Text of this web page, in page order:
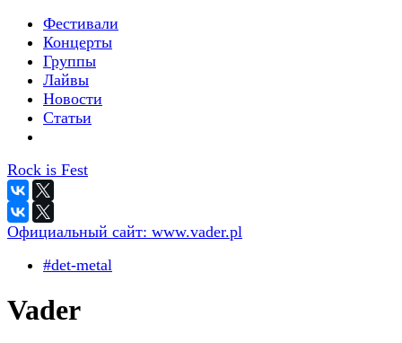
Фестивали
Концерты
Группы
Лайвы
Новости
Статьи
Rock is Fest
Официальный сайт: www.vader.pl
#det-metal
Vader